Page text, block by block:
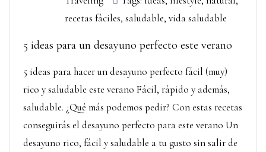
recetas fáciles, saludable, vida saludable
5 ideas para un desayuno perfecto este verano
5 ideas para hacer un desayuno perfecto fácil (muy)
rico y saludable este verano Fácil, rápido y además,
saludable. ¿Qué más podemos pedir? Con estas recetas
conseguirás el desayuno perfecto para este verano Un
desayuno rico, fácil y saludable a tu gusto sin salir de